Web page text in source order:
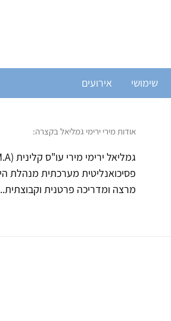
שימושי אירועים
אודות מירי ירימי גמליאל בקצרה:
פסיכואנליטית מערכתית מנהלת
מרצה ומדריכה פרטנית